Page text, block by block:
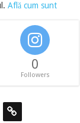
Află cum sunt
0
Followers